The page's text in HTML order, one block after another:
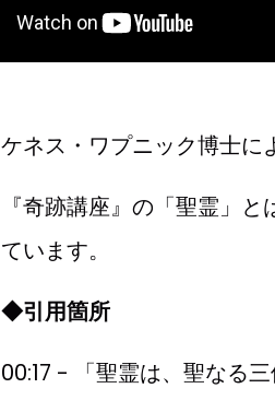
ケネス・ワプニック博士に
『奇跡講座』の「聖霊」
ています。
◆引用箇所
00:17 - 「聖霊は、聖なる